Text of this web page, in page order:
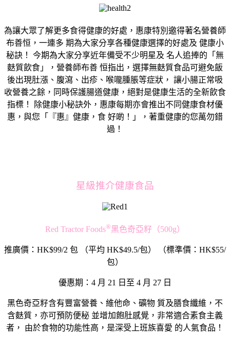
為讓大眾了解更多食得健康的好處，惠康特別邀得著名營養師
布善恒，一連多 期為大家分享各種健康選擇的好處及 健康小
秘訣！ 今期為大家分享近年備受不少明星及 名人追捧的「無
麩質飲食」，營養師布善 恒指出，選擇無麩質食品可避免飯
後出現肚漲、腹瀉、出疹、喉嚨腫脹等症狀， 讓小腸正常吸
收營養之餘，同時保護腸道健康，絕對是健康生活的全新飲食
指標！ 除健康小秘訣外，惠康每期亦會推出不同健康食材優
惠，與您「『惠』健康，食 好啲！」，著重健康的您萬勿錯
過！
星級推介健康食品
Red Tractor Foods®黑色奇亞籽（500g）
推廣價：HK$99/2 包 （平均 HK$49.5/包） （標準價：HK$55/
包）
優惠期：4 月 21 日至 4 月 27 日
黑色奇亞籽含有豐富營養、維他命、礦物 質及膳食纖維，不
含麩質，亦可預防便秘 並增加飽肚感覺，非常適合素食主義
者， 由於食物的功能性高，是深受上班族喜愛 的人氣食品！